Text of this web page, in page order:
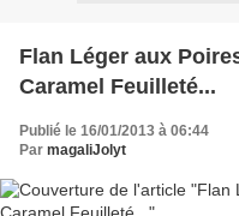
Flan Léger aux
Caramel Feuilleté...
Publié le 16/01/2013 à 06:44
Par magaliJolyt